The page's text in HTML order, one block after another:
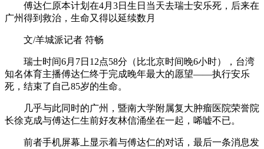
傅达仁原本计划在4月3日生日当天去瑞士安乐死，后来在
广州得到救治，生命又得以延续数月
文/羊城派记者 符畅
瑞士时间6月7日12点58分（比北京时间晚6小时），台湾
知名体育主播傅达仁终于完成晚年最大的愿望——执行安乐
死，结束了自己85岁的生命。
几乎与此同时的广州，暨南大学附属复大肿瘤医院荣誉院
长徐克成与傅达仁生前好友林信涌坐在一起，唏嘘不已。
前者手机屏幕上显示着与傅达仁的对话，最后一条消息发